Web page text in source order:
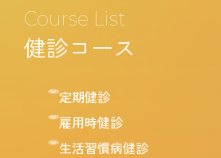
Course List
健診コース
定期健診
雇用時健診
生活習慣病健診